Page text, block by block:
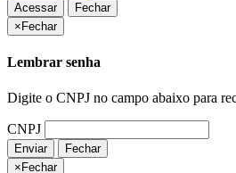
Acessar
Fechar
× Fechar
Lembrar senha
Digite o CNPJ no campo abaixo para
CNPJ
Enviar
Fechar
×Fechar